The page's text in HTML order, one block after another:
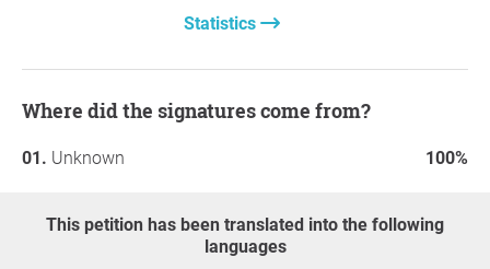
https://www.openpetition.eu/petition/online/free-seed-
Kulturpflanzen- und Nutztiervielfalt e.V., Bonn
Statistics
Where did the signatures come from?
Unknown 100%
This petition has been translated into the following
languages